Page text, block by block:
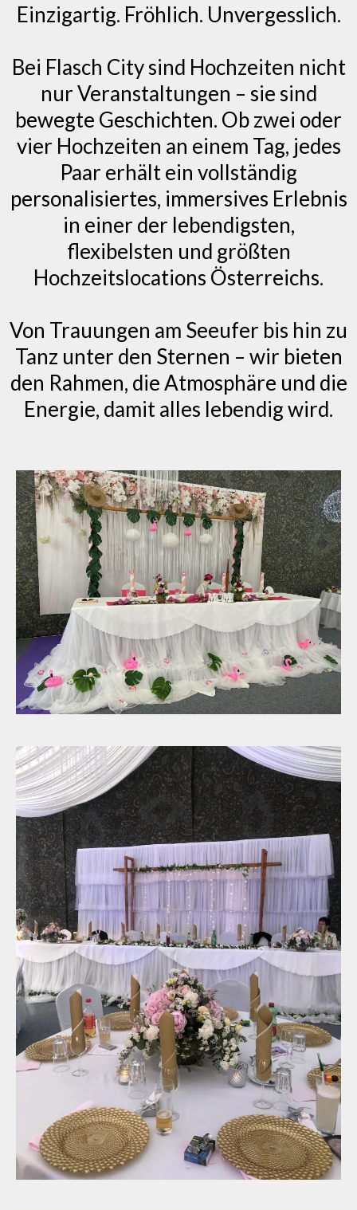
Einzigartig. Fröhlich. Unvergesslich.
Bei Flasch City sind Hochzeiten nicht
nur Veranstaltungen – sie sind
bewegte Geschichten. Ob zwei oder
vier Hochzeiten an einem Tag, jedes
Paar erhält ein vollständig
personalisiertes, immersives Erlebnis
in einer der lebendigsten,
flexibelsten und größten
Hochzeitslocations Österreichs.
Von Trauungen am Seeufer bis hin zu
Tanz unter den Sternen – wir bieten
den Rahmen, die Atmosphäre und die
Energie, damit alles lebendig wird.